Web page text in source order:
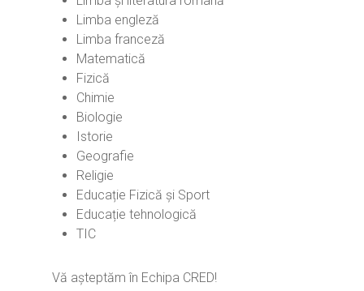
Limba engleză
Limba franceză
Matematică
Fizică
Chimie
Biologie
Istorie
Geografie
Religie
Educație Fizică și Sport
Educație tehnologică
TIC
Vă așteptăm în Echipa CRED!Login